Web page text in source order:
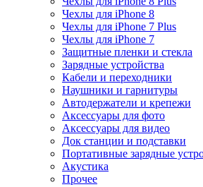
Чехлы для iPhone 8
Чехлы для iPhone 7 Plus
Чехлы для iPhone 7
Защитные пленки и стекла
Зарядные устройства
Кабели и переходники
Наушники и гарнитуры
Автодержатели и крепежи
Аксессуары для фото
Аксессуары для видео
Док станции и подставки
Портативные зарядные
Акустика
Прочее